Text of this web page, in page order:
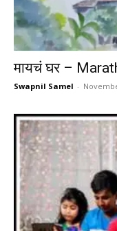
मायचं घर –
Swapnil Samel -